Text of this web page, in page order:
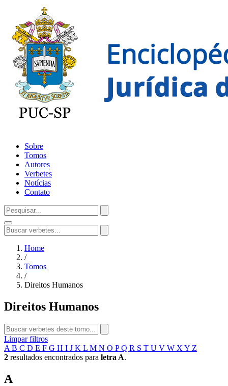
Sobre
Tomos
Autores
Verbetes
Notícias
Contato
Home
/
Tomos
/
Direitos Humanos
Direitos Humanos
Limpar filtros
A B C D E F G H I J K L M N O PQ R S T U V W X Y Z
2 resultados encontrados para letra A.
A